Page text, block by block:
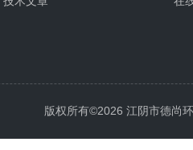
版权所有©2026 江阴市德尚